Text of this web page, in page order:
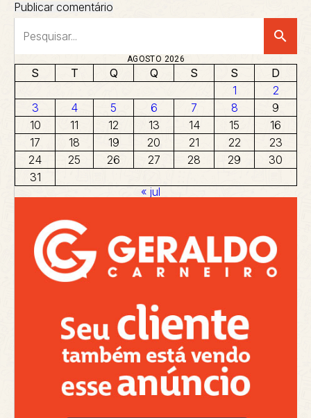
search
AGOSTO 2026
S T Q Q S S
D
1
2
3
4 5 6 7 8
9
10
11 12 13 14 15
16
17
18 19 20 21 22
23
24
25 26 27 28 29
30
31
« jul